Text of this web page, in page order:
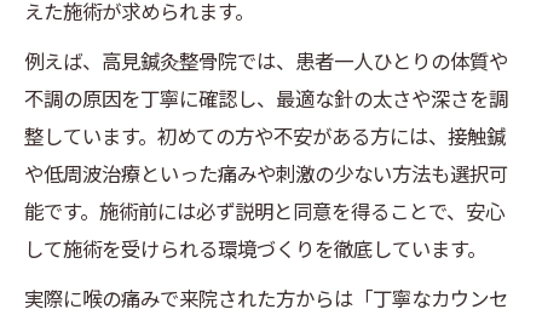
えた施術が求められます。
例えば、高見鍼灸整骨院では、患者一人ひとりの体質や
不調の原因を丁寧に確認し、最適な針の太さや深さを調
整しています。初めての方や不安がある方には、接触鍼
や低周波治療といった痛みや刺激の少ない方法も選択可
能です。施術前には必ず説明と同意を得ることで、安心
して施術を受けられる環境づくりを徹底しています。
実際に喉の痛みで来院された方からは「丁寧なカウンセ